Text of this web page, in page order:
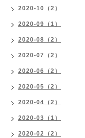
2020-10（2）
2020-09（1）
2020-08（2）
2020-07（2）
2020-06（2）
2020-05（2）
2020-04（2）
2020-03（1）
2020-02（2）